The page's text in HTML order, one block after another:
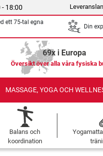
18:00
ett 75-tal egna
Din
69x i Europa
Översikt över alla våra fysiska
MASSAGE, YOGA OCH
Balans och
koordination